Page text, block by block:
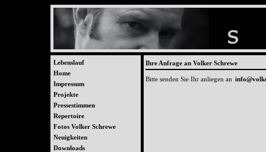
Lebenslauf
Home
Impressum
Projekte
Pressestimmen
Repertoire
Fotos Volker Schrewe
Neuigkeiten
Downloads
Ihre Anfrage an Volker Schrewe
Bitte senden Sie Ihr anliegen an